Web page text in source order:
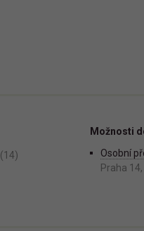
(14)
Možnosti
Osobní
Praha